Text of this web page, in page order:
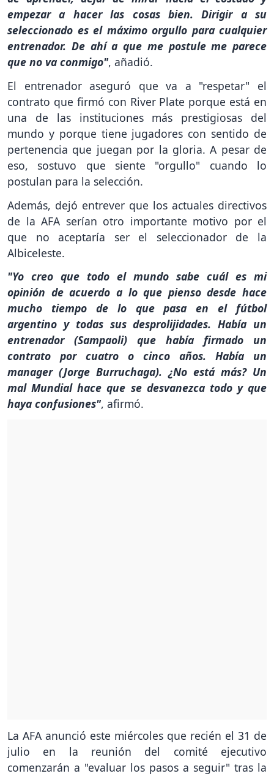
empezar a hacer las cosas bien. Dirigir a su
seleccionado es el máximo orgullo para cualquier
entrenador. De ahí a que me postule me parece
que no va conmigo", añadió.
El entrenador aseguró que va a "respetar" el
contrato que firmó con River Plate porque está en
una de las instituciones más prestigiosas del
mundo y porque tiene jugadores con sentido de
pertenencia que juegan por la gloria. A pesar de
eso, sostuvo que siente "orgullo" cuando lo
postulan para la selección.
Además, dejó entrever que los actuales directivos
de la AFA serían otro importante motivo por el
que no aceptaría ser el seleccionador de la
Albiceleste.
"Yo creo que todo el mundo sabe cuál es mi
opinión de acuerdo a lo que pienso desde hace
mucho tiempo de lo que pasa en el fútbol
argentino y todas sus desprolijidades. Había un
entrenador (Sampaoli) que había firmado un
contrato por cuatro o cinco años. Había un
manager (Jorge Burruchaga). ¿No está más? Un
mal Mundial hace que se desvanezca todo y que
haya confusiones", afirmó.
La AFA anunció este miércoles que recién el 31 de
julio en la reunión del comité ejecutivo
comenzarán a "evaluar los pasos a seguir" tras la